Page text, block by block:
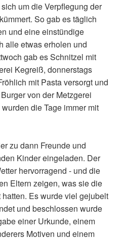
um die Verpflegung der
So gab es täglich
und eine einstündige
alle etwas erholen und
gab es Schnitzel mit
Kegreiß, donnerstags
mit Pasta versorgt und
von der Metzgerei
die Tage immer mit
zu dann Freunde und
Kinder eingeladen. Der
hervorragend - und die
Eltern zeigen, was sie die
Es wurde viel gejubelt
und beschlossen wurde
einer Urkunde, einem
Motiven und einem